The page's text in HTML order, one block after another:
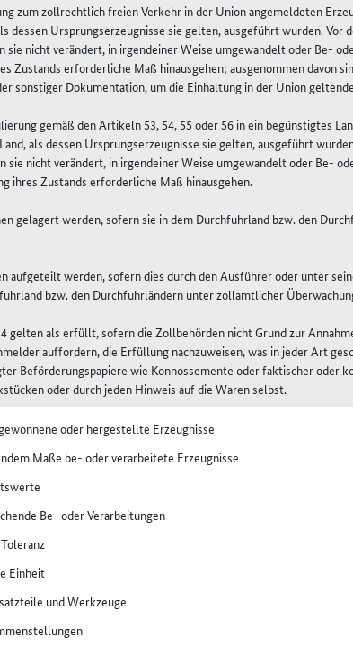
zum zollrechtlich freien Verkehr in der Union angemeldeten
dessen Ursprungserzeugnisse sie gelten, ausgeführt wurden.
sie nicht verändert, in irgendeiner Weise umgewandelt oder Be-
Zustands erforderliche Maß hinausgehen; ausgenommen davon
sonstiger Dokumentation, um die Einhaltung in der Union
gemäß den Artikeln 53, 54, 55 oder 56 in ein begünstigtes
als dessen Ursprungserzeugnisse sie gelten, ausgeführt
sie nicht verändert, in irgendeiner Weise umgewandelt oder Be-
ihres Zustands erforderliche Maß hinausgehen.
gelagert werden, sofern sie in dem Durchfuhrland bzw. den
aufgeteilt werden, sofern dies durch den Ausführer oder unter
bzw. den Durchfuhrländern unter zollamtlicher
gelten als erfüllt, sofern die Zollbehörden nicht Grund zur
auffordern, die Erfüllung nachzuweisen, was in jeder Art
Beförderungspapiere wie Konnossemente oder faktischer oder
oder durch jeden Hinweis auf die Waren selbst.
oder hergestellte Erzeugnisse
Maße be- oder verarbeitete Erzeugnisse
Be- oder Verarbeitungen
Einheit
und Werkzeuge